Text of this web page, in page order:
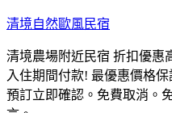
跳
主
要
內
清境自然歐風民宿
清境農場附近民宿 折扣優惠
入住期間付款! 最優惠價格保
預訂立即確認。免費取消。